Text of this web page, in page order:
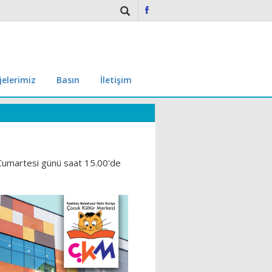
Basın İletişim
günü saat 15.00'de